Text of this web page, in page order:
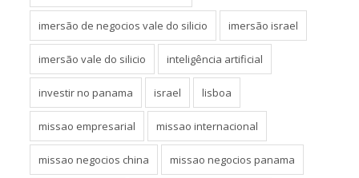
imersão de negocios vale do silicio imersão israel
imersão vale do silicio inteligência artificial
investir no panama israel lisboa
missao empresarial missao internacional
missao negocios china missao negocios panama